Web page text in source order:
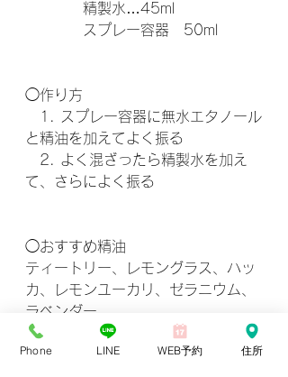
精製水…45ml
スプレー容器　50ml
◯作り方
1. スプレー容器に無水エタノール
と精油を加えてよく振る
2. よく混ざったら精製水を加え
て、さらによく振る
◯おすすめ精油
ティートリー、レモングラス、ハッ
カ、レモンユーカリ、ゼラニウム、
ラベンダー
Phone LINE WEB予約 住所